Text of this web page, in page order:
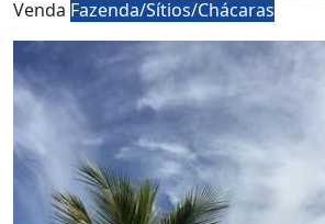
Venda Fazenda/Sítios/Chácaras